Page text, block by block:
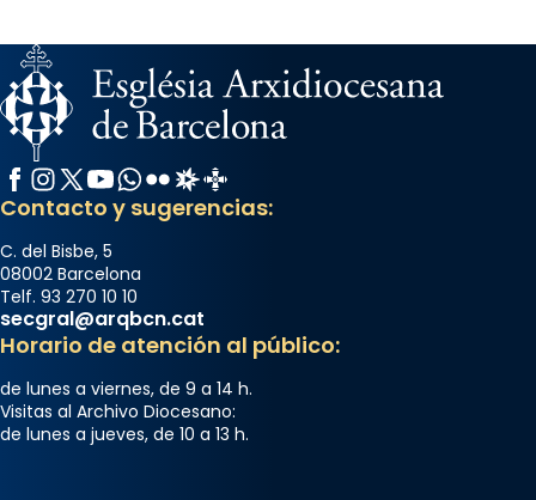
Facebook
Instagram
X / Twitter
YouTube
WhatsApp
FlickrRadio Estel
Catalunya Cristiana
Contacto y sugerencias:
C. del Bisbe, 5
08002 Barcelona
Telf. 93 270 10 10
secgral@arqbcn.cat
Horario de atención al público:
de lunes a viernes, de 9 a 14 h.
Visitas al Archivo Diocesano:
de lunes a jueves, de 10 a 13 h.